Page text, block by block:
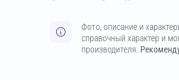
Фото, описание и
справочный характер и
производителя.